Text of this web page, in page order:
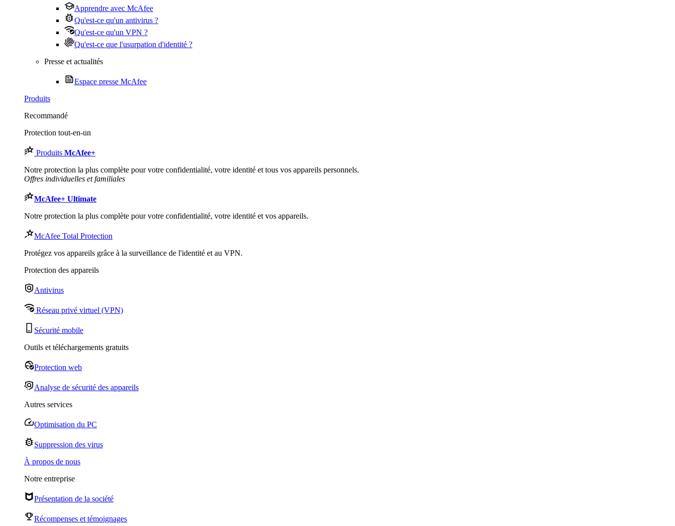
Apprendre avec McAfee
Qu'est-ce qu'un antivirus ?
Qu'est-ce qu'un VPN ?
Qu'est-ce que l'usurpation d'identité ?
Presse et actualités
Espace presse McAfee
Produits
Recommandé
Protection tout-en-un
Produits McAfee+
Notre protection la plus complète pour votre confidentialité, votre identité et tous vos appareils personnels.​
Offres individuelles et familiales
McAfee+ Ultimate
Notre protection la plus complète pour votre confidentialité, votre identité et vos appareils.
McAfee Total Protection
Protégez vos appareils grâce à la surveillance de l'identité et au VPN.
Protection des appareils
Antivirus
Réseau privé virtuel (VPN)
Sécurité mobile
Outils et téléchargements gratuits
Protection web
Analyse de sécurité des appareils
Autres services
Optimisation du PC
Suppression des virus
À propos de nous
Notre entreprise
Présentation de la société
Récompenses et témoignages